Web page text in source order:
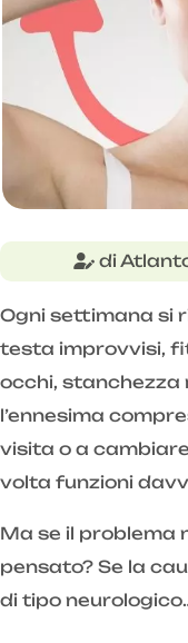
di
Ogni settimana si
testa improvvisi,
occhi, stanchezza
l’ennesima
visita o a
volta funzioni
Ma se il problema
pensato? Se la
di tipo